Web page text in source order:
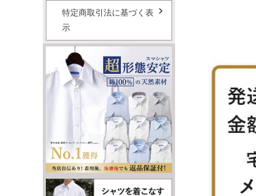
特定商取引法に基づく表
示